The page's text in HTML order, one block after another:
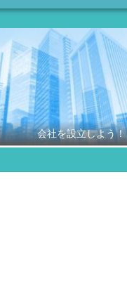
会社を設立しよう！